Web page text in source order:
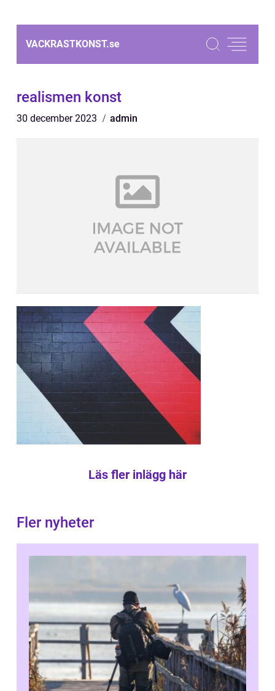
VACKRASTKONST.se
realismen konst
30 december 2023 admin
Läs fler inlägg här
Fler nyheter